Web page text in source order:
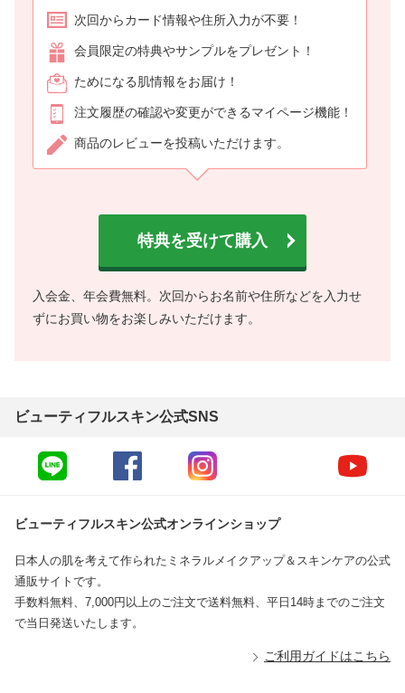
次回からカード情報や住所入力が不要！
会員限定の特典やサンプルをプレゼント！
ためになる肌情報をお届け！
注文履歴の確認や変更ができるマイページ機能！
商品のレビューを投稿いただけます。
特典を受けて購入
入会金、年会費無料。次回からお名前や住所などを入力せ
ずにお買い物をお楽しみいただけます。
ビューティフルスキン公式SNS
ビューティフルスキン公式オンラインショップ
日本人の肌を考えて作られたミネラルメイクアップ＆スキンケアの公式
通販サイトです。
手数料無料、7,000円以上のご注文で送料無料、平日14時までのご注文
で当日発送いたします。
ご利用ガイドはこちら